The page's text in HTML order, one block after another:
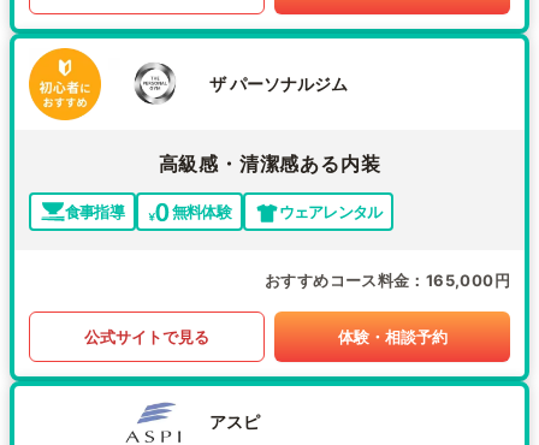
ザ パーソナルジム
高級感・清潔感ある内装
食事指導 無料体験 ウェアレンタル
おすすめコース料金 165,000円
公式サイトで見る 体験・相談予約
アスピ